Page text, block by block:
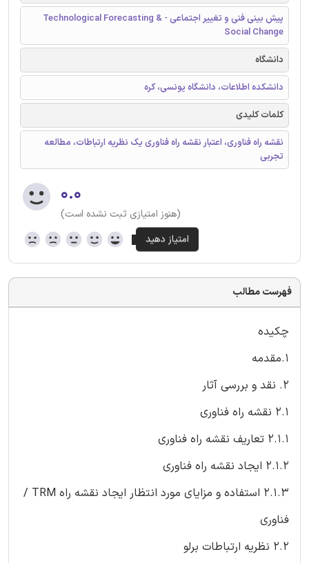
پیش بینی فنی و تغییر اجتماعی - Technological Forecasting &
Social Change
دانشگاه
دانشکده اطلاعات، دانشگاه یونسی، کره
کلمات کلیدی
نقشه راه فناوری، اعتبار نقشه راه فناوری یک نظریه ارتباطات، مطالعه
تجربی
۰.۰
(هنوز امتیازی ثبت نشده است)
فهرست مطالب
چکیده
1.مقدمه
2. نقد و بررسی آثار
2.1 نقشه راه فناوری
2.1.1 تعاریف نقشه راه فناوری
2.1.2 ایجاد نقشه راه فناوری
2.1.3 استفاده و مزایای مورد انتظار ایجاد نقشه راه TRM /
فناوری
2.2 نظریه ارتباطات برلو